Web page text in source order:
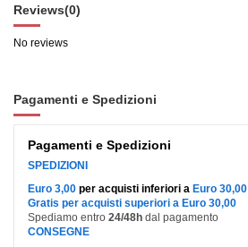
Reviews(0)
No reviews
Pagamenti e Spedizioni
Pagamenti e Spedizioni
SPEDIZIONI
Euro 3,00 per acquisti inferiori a Euro 30,00
Gratis per acquisti superiori a Euro 30,00
Spediamo entro 24/48h dal pagamento
CONSEGNE